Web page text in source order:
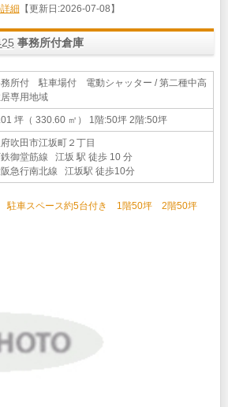
細 【更新日:2026-07-08】
事務所付倉庫
所付 駐車場付 電動シャッター / 第二種中高
専用地域
坪（ 330.60 ㎡） 1階:50坪 2階:50坪
吹田市江坂町２丁目
御堂筋線 江坂 駅 徒歩 10 分
急行南北線 江坂駅 徒歩10分
車スペース約5台付き 1階50坪 2階50坪